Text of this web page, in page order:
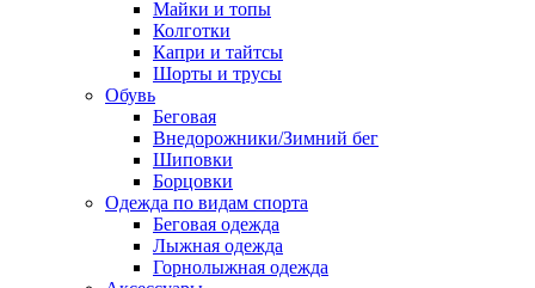
Майки и топы
Колготки
Капри и тайтсы
Шорты и трусы
Обувь
Беговая
Внедорожники/Зимний бег
Шиповки
Борцовки
Одежда по видам спорта
Беговая одежда
Лыжная одежда
Горнолыжная одежда